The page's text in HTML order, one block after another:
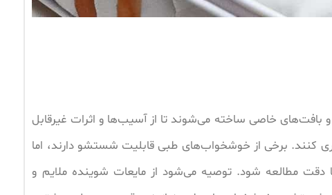
خاصی ساخته می‌شوند تا از آسیب‌ها و اثرات غیرقابل
کنند. برخی از خوشخواب‌های طبی قابلیت شستشو دارند، اما
مطالعه شود. توصیه می‌شود از مایعات شوینده ملایم و